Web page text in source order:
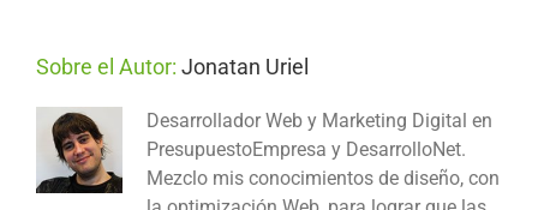
Sobre el Autor: Jonatan Uriel
Desarrollador Web y Marketing Digital en
PresupuestoEmpresa y DesarrolloNet.
Mezclo mis conocimientos de diseño, con